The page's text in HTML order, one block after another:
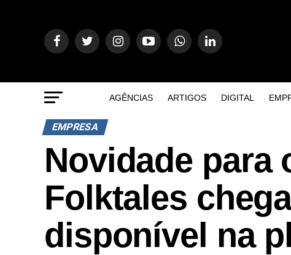
AGÊNCIAS ARTIGOS DIGITAL
EMPRESA
Novidade para
Folktales
disponível na